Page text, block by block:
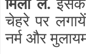
मिला लें.
चेहरे पर
नर्म और